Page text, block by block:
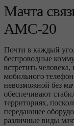
Мачта
АМС-20
Почти в каждый
беспроводные
встретить
мобильного
невозможной без
обеспечивают
территориях,
передающее
различные виды